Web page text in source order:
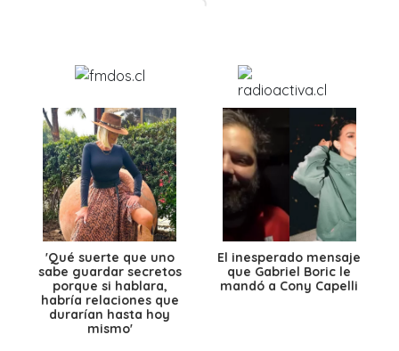
'Qué suerte que uno
sabe guardar secretos
porque si hablara,
habría relaciones que
durarían hasta hoy
mismo'
El inesperado mensaje
que Gabriel Boric le
mandó a Cony Capelli